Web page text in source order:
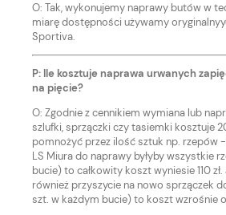
O: Tak, wykonujemy naprawy butów w
miarę dostępności używamy
Sportiva.
P: Ile kosztuje naprawa urwanych
na pięcie?
O: Zgodnie z cennikiem wymiana lub
szlufki, sprzączki czy tasiemki kosztuje
pomnożyć przez ilość sztuk np. rzepów
LS Miura do naprawy byłyby wszystkie
bucie) to całkowity koszt wyniesie 110
również przyszycie na nowo sprzączek
szt. w każdym bucie) to koszt wzrośnie o